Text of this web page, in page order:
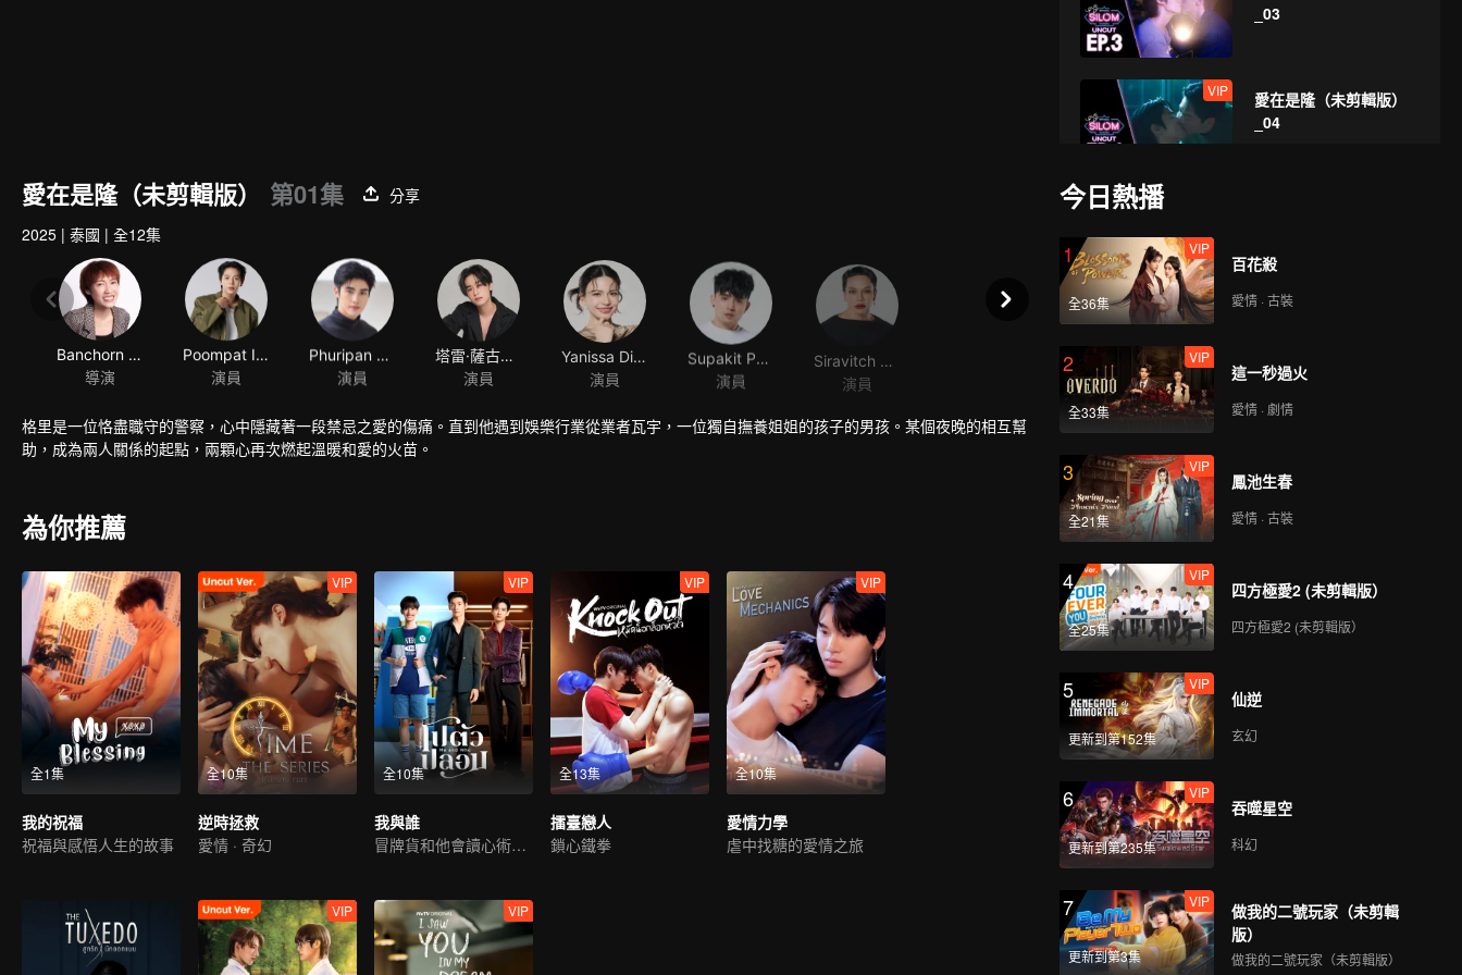
_03
VIP
愛在是隆（未剪輯版）
_04
VIP
VIP
VIP
VIP
VIP
VIP
VIP 愛在是隆（未剪輯版）
愛在是隆（未剪輯版） 第01集
分享
2025 | 泰國 | 全12集
Banchorn Vorasataree
導演
Poompat Iam-samang
演員
Phuripan Sapsangsawat
演員
演員
演員
演員
演員
格里是一位恪盡職守的警察，心中隱藏著一段禁忌之愛的傷痛。直到他遇到娛樂行業從業者瓦宇，一位獨自撫養姐姐的孩子的男孩。某個夜晚的相互幫
助，成為兩人關係的起點，兩顆心再次燃起溫暖和愛的火苗。
為你推薦
全1集
我的祝福
祝福與感悟人生的故事
全10集
VIP
逆時拯救
愛情 · 奇幻
全10集
VIP
我與誰
冒牌貨和他會讀心術的未婚夫
全13集
VIP
擂臺戀人
鎖心鐵拳
全10集
VIP
愛情力學
虐中找糖的愛情之旅
VIP VIP
今日熱播
1
全36集
VIP
百花殺
愛情 · 古裝
2
全33集
VIP
這一秒過火
愛情 · 劇情
3
全21集
VIP
鳳池生春
愛情 · 古裝
4
全25集
VIP
四方極愛2 (未剪輯版）
四方極愛2 (未剪輯版）
5
更新到第152集
VIP
仙逆
玄幻
6
更新到第235集
VIP
吞噬星空
科幻
7
更新到第3集
VIP
做我的二號玩家（未剪輯
版）
做我的二號玩家（未剪輯版）